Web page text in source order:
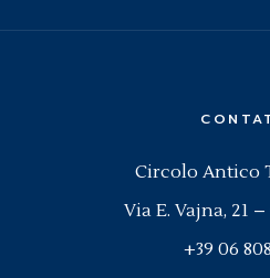
Circolo Antico
Via E. Vajna, 21
+39 06